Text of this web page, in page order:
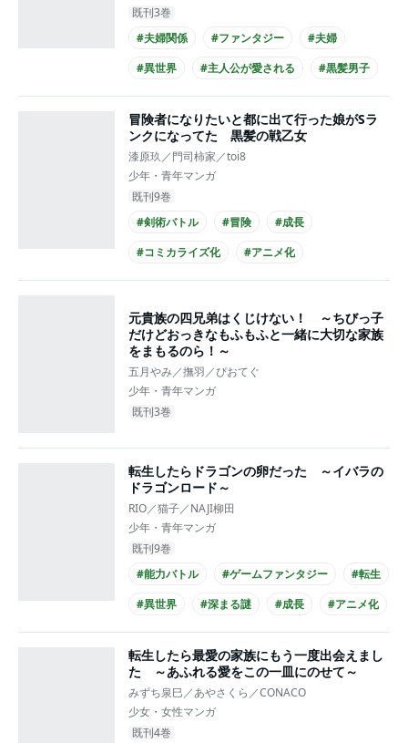
既刊3巻
#夫婦関係
#ファンタジー
#夫婦
#異世界
#主人公が愛される
#黒髪男子
#コミカライズ化
冒険者になりたいと都に出て行った娘がSラ
ンクになってた 黒髪の戦乙女
漆原玖／門司柿家／toi8
少年・青年マンガ
既刊9巻
#剣術バトル
#冒険
#成長
#コミカライズ化
#アニメ化
元貴族の四兄弟はくじけない！ ～ちびっ子
だけどおっきなもふもふと一緒に大切な家族
をまもるのら！～
五月やみ／撫羽／ぴおてぐ
少年・青年マンガ
既刊3巻
転生したらドラゴンの卵だった ～イバラの
ドラゴンロード～
RIO／猫子／NAJI柳田
少年・青年マンガ
既刊9巻
#能力バトル
#ゲームファンタジー
#転生
#異世界
#深まる謎 #成長 #アニメ化
転生したら最愛の家族にもう一度出会えまし
た ～あふれる愛をこの一皿にのせて～
みずち泉巳／あやさくら／CONACO
少女・女性マンガ
既刊4巻